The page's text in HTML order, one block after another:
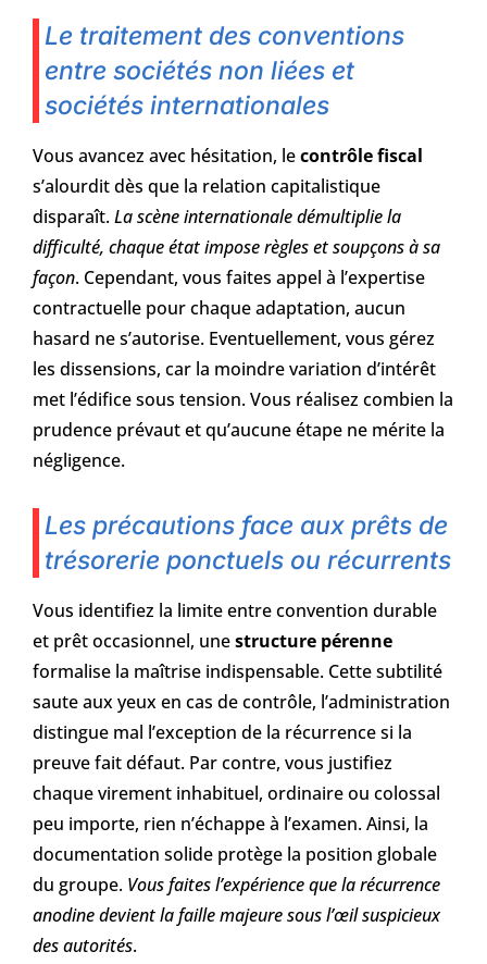
Le traitement des conventions
entre sociétés non liées et
sociétés internationales
Vous avancez avec hésitation, lecontrôle fiscal
s’alourdit dès que la relation capitalistique
disparaît.La scène internationale démultiplie la
difficulté, chaque état impose règles et soupçons à sa
façon. Cependant, vous faites appel à l’expertise
contractuelle pour chaque adaptation, aucun
hasard ne s’autorise. Eventuellement, vous gérez
les dissensions, car la moindre variation d’intérêt
met l’édifice sous tension. Vous réalisez combien la
prudence prévaut et qu’aucune étape ne mérite la
négligence.
Les précautions face aux prêts de
trésorerie ponctuels ou récurrents
Vous identifiez la limite entre convention durable
et prêt occasionnel, unestructure pérenne
formalise la maîtrise indispensable. Cette subtilité
saute aux yeux en cas de contrôle, l’administration
distingue mal l’exception de la récurrence si la
preuve fait défaut. Par contre, vous justifiez
chaque virement inhabituel, ordinaire ou colossal
peu importe, rien n’échappe à l’examen. Ainsi, la
documentation solide protège la position globale
du groupe. Vous faites l’expérience que la récurrence
anodine devient la faille majeure sous l’œil suspicieux
des autorités.